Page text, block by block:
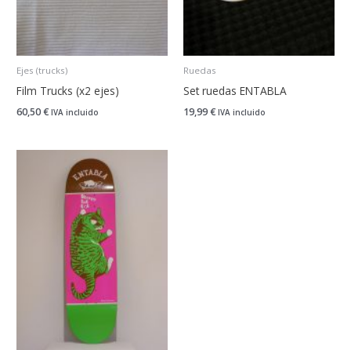
Ejes (trucks)
Film Trucks (x2 ejes)
60,50€ IVA incluido
Ruedas
Set ruedas ENTABLA
19,99€ IVA incluido